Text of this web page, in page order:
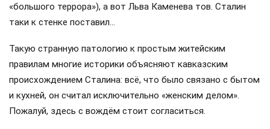
«большого террора»), а вот Льва Каменева тов. Сталин
таки к стенке поставил…
Такую странную патологию к простым житейским
правилам многие историки объясняют кавказским
происхождением Сталина: всё, что было связано с бытом
и кухней, он считал исключительно «женским делом».
Пожалуй, здесь с вождём стоит согласиться.